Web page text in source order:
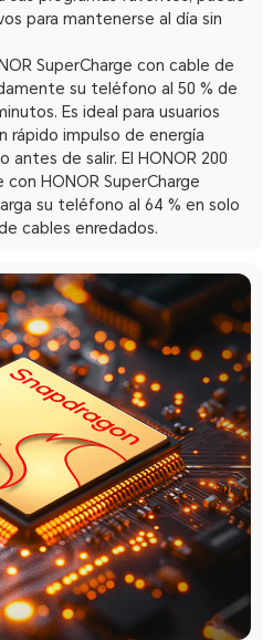
para mantenerse al día sin
SuperCharge con cable de
su teléfono al 50 % de
Es ideal para usuarios
rápido impulso de energía
de salir. El HONOR 200
HONOR SuperCharge
su teléfono al 64 % en solo
cables enredados.